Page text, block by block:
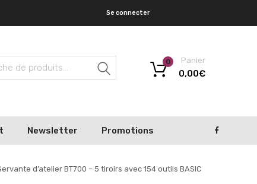
Se connecter
Recherche
Panier
0,00€
0
Newsletter Promotions
d’atelier BT700 – 5 tiroirs avec 154 outils BASIC